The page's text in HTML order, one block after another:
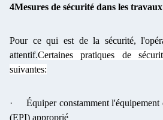
4Mesures de sécurité dans les
Pour ce qui est de la sécurité,
attentif.Certaines pratiques de
suivantes:
·
Équiper constamment
(EPI) approprié